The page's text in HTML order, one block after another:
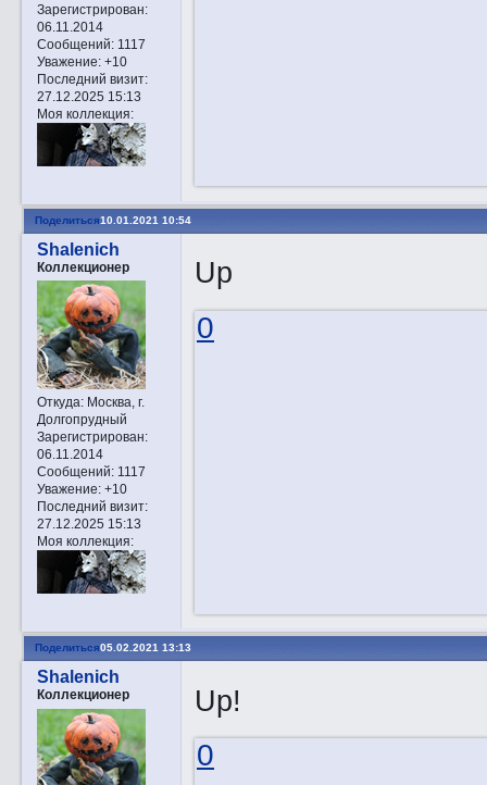
Зарегистрирован:
06.11.2014
Сообщений:1117
Уважение: +10
Последний визит:
27.12.2025 15:13
Моя коллекция:
Поделиться10.01.2021 10:54
Shalenich
Коллекционер
Откуда:Москва, г.
Долгопрудный
Зарегистрирован:
06.11.2014
Сообщений:1117
Уважение: +10
Последний визит:
27.12.2025 15:13
Моя коллекция:
Up
0
Поделиться05.02.2021 13:13
Shalenich
Коллекционер
Up!
0